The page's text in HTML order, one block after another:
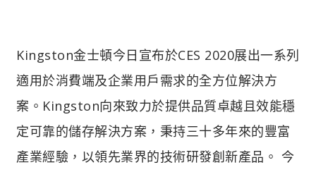
Kingston金士頓今日宣布於CES 2020展出一系列
適用於消費端及企業用戶需求的全方位解決方
案。Kingston向來致力於提供品質卓越且效能穩
定可靠的儲存解決方案，秉持三十多年來的豐富
產業經驗，以領先業界的技術研發創新產品。 今